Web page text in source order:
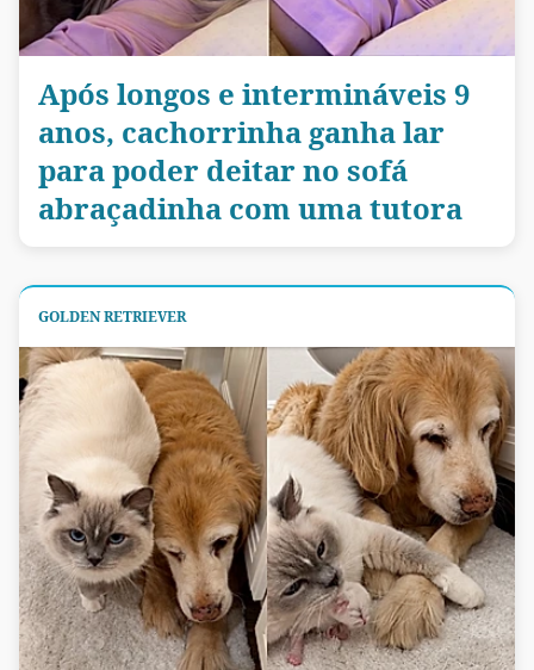
Após longos e intermináveis 9
anos, cachorrinha ganha lar
para poder deitar no sofá
abraçadinha com uma tutora
GOLDEN RETRIEVER